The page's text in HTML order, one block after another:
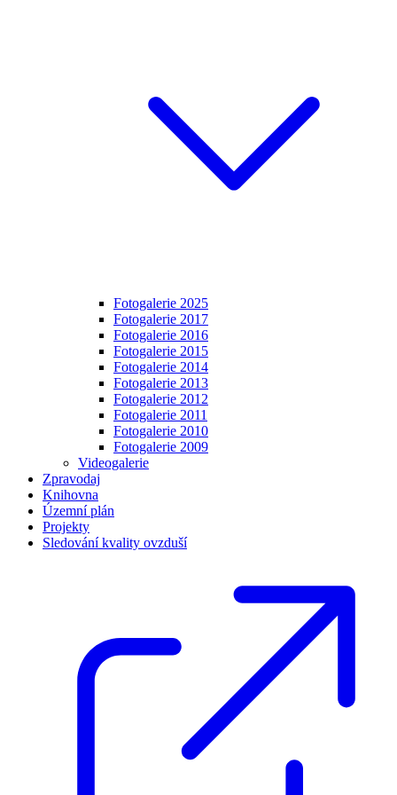
Fotogalerie 2025
Fotogalerie 2017
Fotogalerie 2016
Fotogalerie 2015
Fotogalerie 2014
Fotogalerie 2013
Fotogalerie 2012
Fotogalerie 2011
Fotogalerie 2010
Fotogalerie 2009
Videogalerie
Zpravodaj
Knihovna
Územní plán
Projekty
Sledování kvality ovzduší